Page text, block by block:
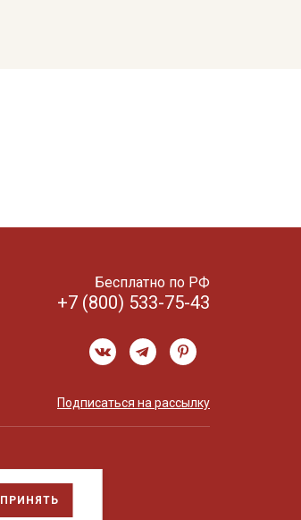
ПРИНЯТЬ
Бесплатно по РФ
+7 (800) 533-75-43
Подписаться на рассылку